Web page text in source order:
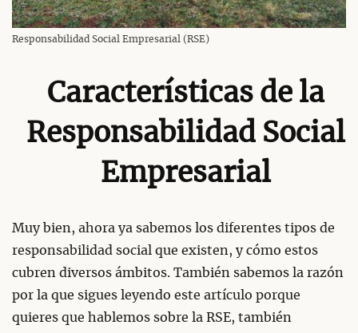
Responsabilidad Social Empresarial (RSE)
Características de la
Responsabilidad Social
Empresarial
Muy bien, ahora ya sabemos los diferentes tipos de
responsabilidad social que existen, y cómo estos
cubren diversos ámbitos. También sabemos la razón
por la que sigues leyendo este artículo porque
quieres que hablemos sobre la RSE, también